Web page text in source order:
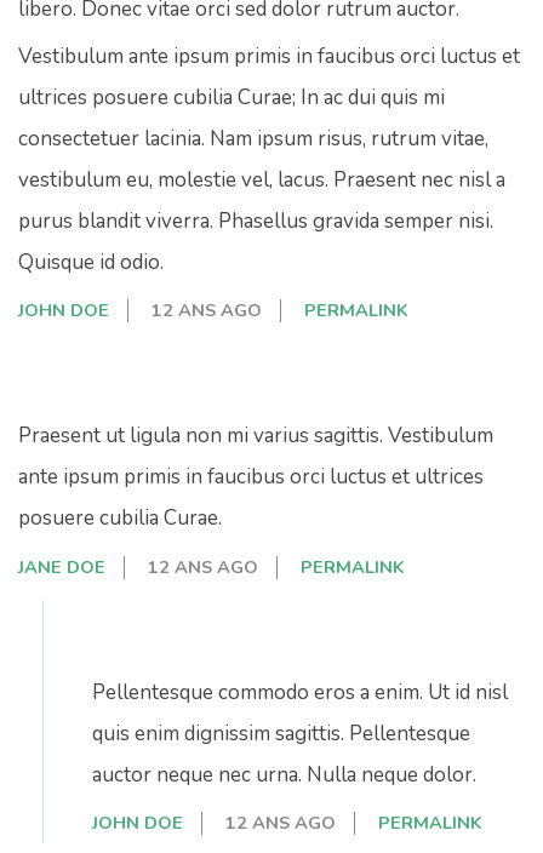
libero. Donec vitae orci sed dolor rutrum auctor.
Vestibulum ante ipsum primis in faucibus orci luctus et
ultrices posuere cubilia Curae; In ac dui quis mi
consectetuer lacinia. Nam ipsum risus, rutrum vitae,
vestibulum eu, molestie vel, lacus. Praesent nec nisl a
purus blandit viverra. Phasellus gravida semper nisi.
Quisque id odio.
JOHN DOE 12 ANS AGO PERMALINK
Praesent ut ligula non mi varius sagittis. Vestibulum
ante ipsum primis in faucibus orci luctus et ultrices
posuere cubilia Curae.
JANE DOE 12 ANS AGO PERMALINK
Pellentesque commodo eros a enim. Ut id nisl
quis enim dignissim sagittis. Pellentesque
auctor neque nec urna. Nulla neque dolor.
JOHN DOE 12 ANS AGO PERMALINK